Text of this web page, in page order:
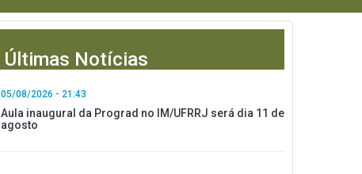
Últimas Notícias
05/08/2026 - 21:43
Aula inaugural da Prograd no IM/UFRRJ será dia 11 de
agosto